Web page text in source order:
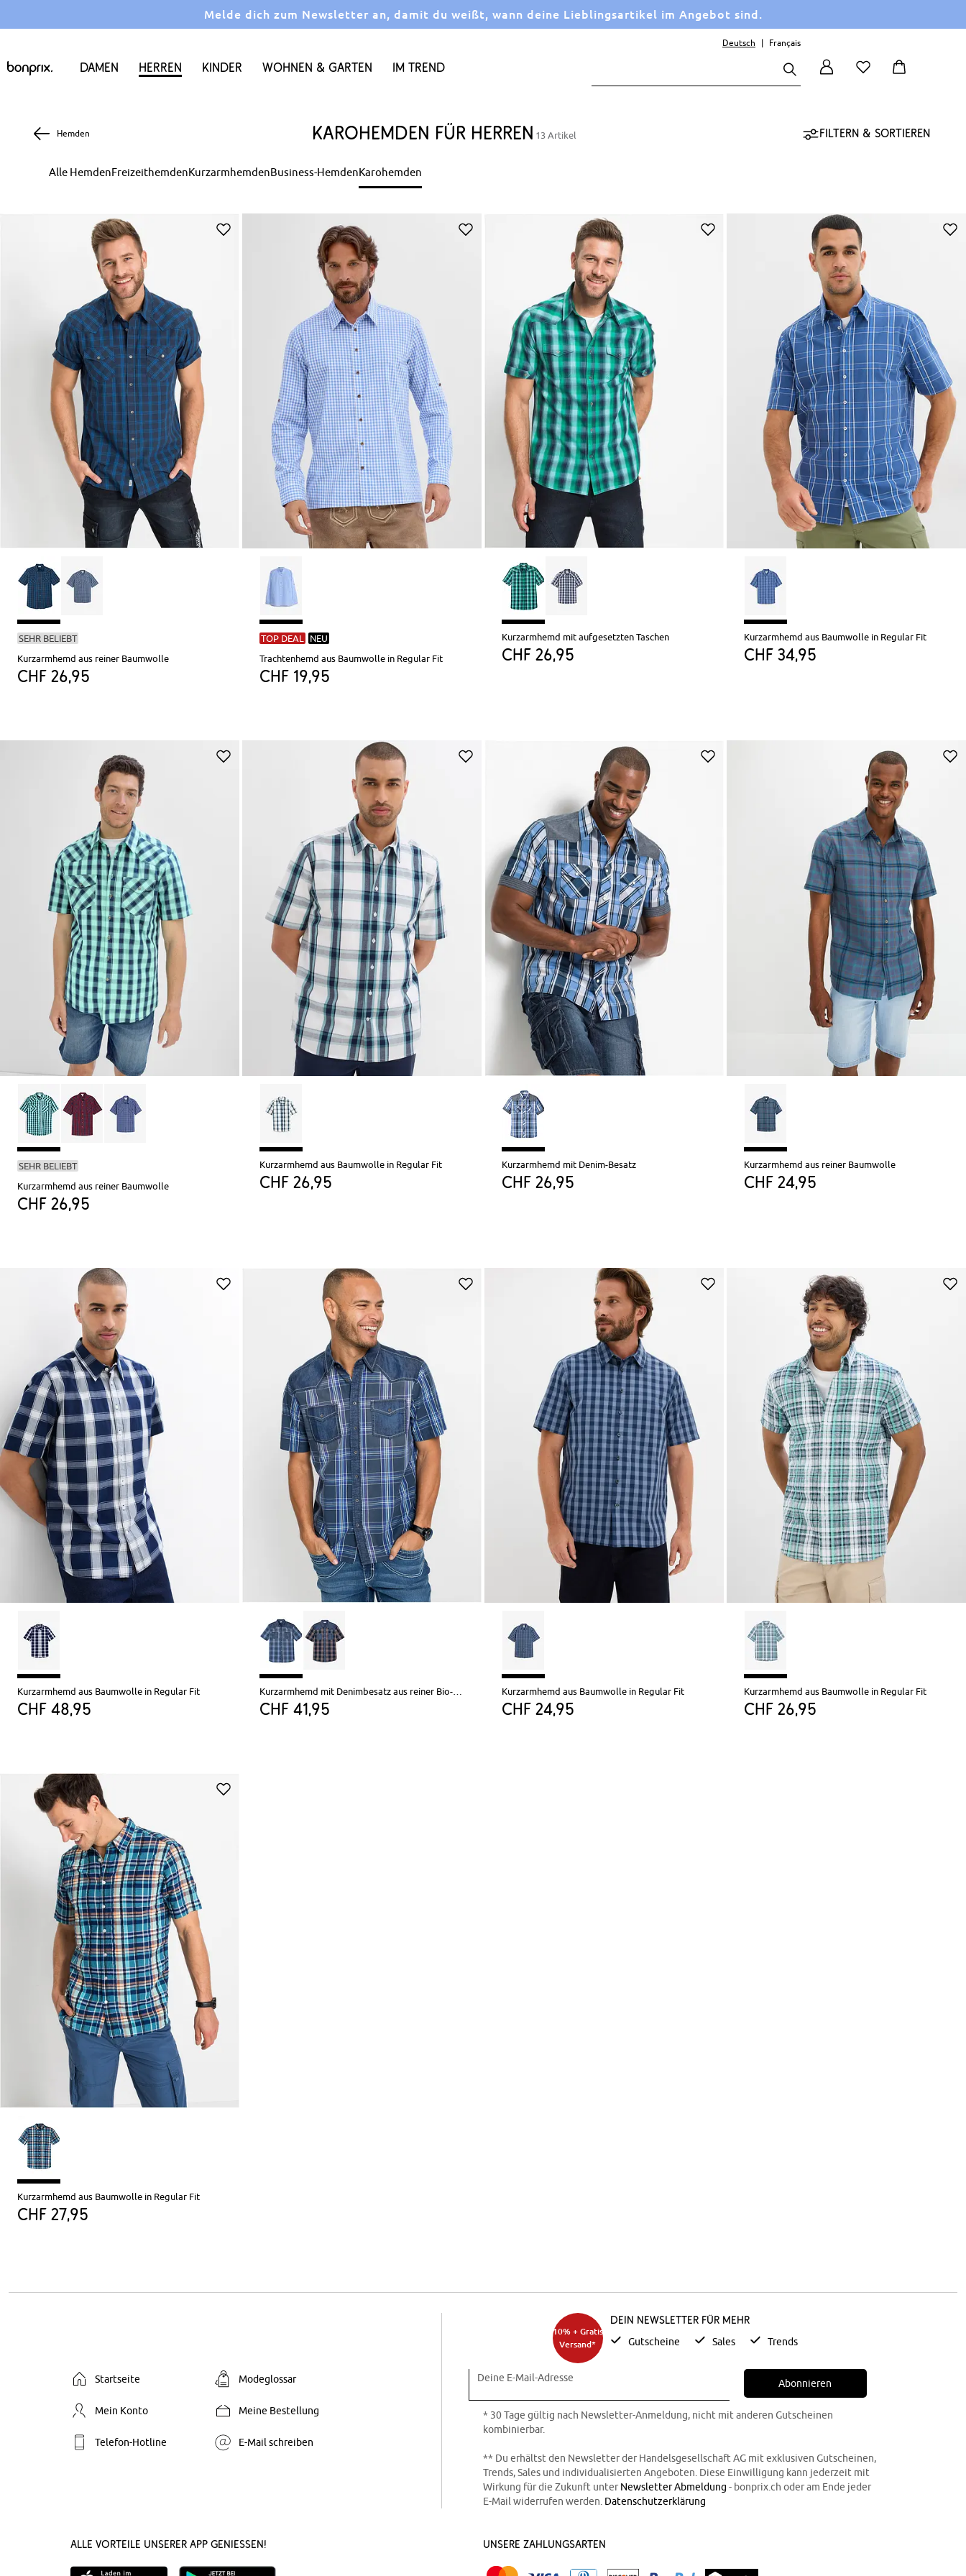
Melde dich zum Newsletter an, damit du weißt, wann deine Lieblingsartikel im Angebot sind.
Damen Herren Kinder Wohnen & Garten Im Trend
Deutsch Français
Hemden Karohemden für Herren 13 Artikel Filtern & sortieren
Alle HemdenFreizeithemdenKurzarmhemdenBusiness-HemdenKarohemden
SEHR BELIEBT
Kurzarmhemd aus reiner Baumwolle
CHF 26,95
TOP DEAL NEU
Trachtenhemd aus Baumwolle in Regular Fit
CHF 19,95
Kurzarmhemd mit aufgesetzten Taschen
CHF 26,95
Kurzarmhemd aus Baumwolle in Regular Fit
CHF 34,95
SEHR BELIEBT
Kurzarmhemd aus reiner Baumwolle
CHF 26,95
Kurzarmhemd aus Baumwolle in Regular Fit
CHF 26,95
Kurzarmhemd mit Denim-Besatz
CHF 26,95
Kurzarmhemd aus reiner Baumwolle
CHF 24,95
Kurzarmhemd aus Baumwolle in Regular Fit
CHF 48,95 CHF 41,95
Kurzarmhemd aus Baumwolle in Regular Fit
CHF 24,95
Kurzarmhemd aus Baumwolle in Regular Fit
CHF 26,95
Kurzarmhemd aus Baumwolle in Regular Fit
CHF 27,95
Startseite Modeglossar
Mein Konto Meine Bestellung
Telefon-Hotline E-Mail schreiben
10% + Gratis
Versand*
Dein Newsletter für mehr
Gutscheine Sales Trends
Deine E-Mail-Adresse Abonnieren
* 30 Tage gültig nach Newsletter-Anmeldung, nicht mit anderen Gutscheinen
kombinierbar.
** Du erhältst den Newsletter der Handelsgesellschaft AG mit exklusiven Gutscheinen,
Trends, Sales und individualisierten Angeboten. Diese Einwilligung kann jederzeit mit
Wirkung für die Zukunft unterNewsletter Abmeldung - bonprix.ch oder am Ende jeder
E-Mail widerrufen werden. Datenschutzerklärung
Alle Vorteile unserer App genießen! Unsere Zahlungsarten